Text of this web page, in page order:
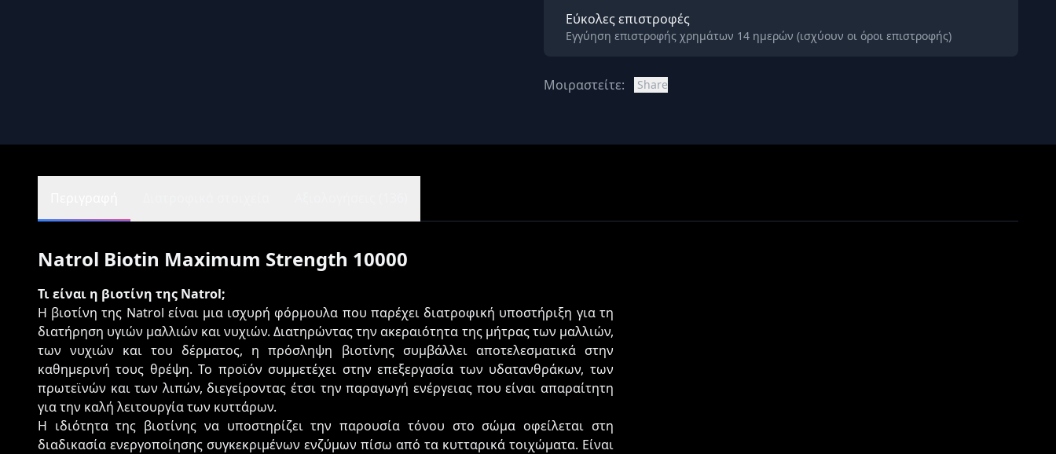
Εύκολες επιστροφές
Εγγύηση επιστροφής χρημάτων 14 ημερών (ισχύουν οι όροι επιστροφής)
Μοιραστείτε: Share
Natrol Biotin Maximum Strength 10000
Τι είναι η βιοτίνη της Natrol;
Η βιοτίνη της Natrol είναι μια ισχυρή φόρμουλα που παρέχει διατροφική υποστήριξη για τη
διατήρηση υγιών μαλλιών και νυχιών. Διατηρώντας την ακεραιότητα της μήτρας των μαλλιών,
των νυχιών και του δέρματος, η πρόσληψη βιοτίνης συμβάλλει αποτελεσματικά στην
καθημερινή τους θρέψη. Το προϊόν συμμετέχει στην επεξεργασία των υδατανθράκων, των
πρωτεϊνών και των λιπών, διεγείροντας έτσι την παραγωγή ενέργειας που είναι απαραίτητη
για την καλή λειτουργία των κυττάρων.
Η ιδιότητα της βιοτίνης να υποστηρίζει την παρουσία τόνου στο σώμα οφείλεται στη
διαδικασία ενεργοποίησης συγκεκριμένων ενζύμων πίσω από τα κυτταρικά τοιχώματα. Είναι